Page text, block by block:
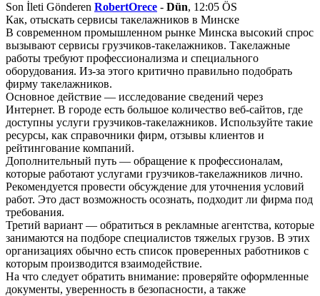
Son İleti Gönderen RobertOrece - Dün, 12:05 ÖS
Как, отыскать сервисы такелажников в Минске
В современном промышленном рынке Минска высокий спрос
вызывают сервисы грузчиков-такелажников. Такелажные
работы требуют профессионализма и специального
оборудования. Из-за этого критично правильно подобрать
фирму такелажников.
Основное действие — исследование сведений через
Интернет. В городе есть большое количество веб-сайтов, где
доступны услуги грузчиков-такелажников. Используйте такие
ресурсы, как справочники фирм, отзывы клиентов и
рейтингование компаний.
Дополнительный путь — обращение к профессионалам,
которые работают услугами грузчиков-такелажников лично.
Рекомендуется провести обсуждение для уточнения условий
работ. Это даст возможность осознать, подходит ли фирма под
требования.
Третий вариант — обратиться в рекламные агентства, которые
занимаются на подборе специалистов тяжелых грузов. В этих
организациях обычно есть список проверенных работников с
которым производится взаимодействие.
На что следует обратить внимание: проверяйте оформленные
документы, уверенность в безопасности, а также